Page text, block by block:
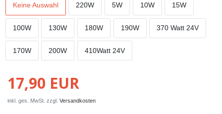
Keine Auswahl 220W 5W 10W 15W
100W 130W 180W 190W 370 Watt 24V
170W 200W 410Watt 24V
17,90 EUR
inkl. ges. MwSt. zzgl. Versandkosten